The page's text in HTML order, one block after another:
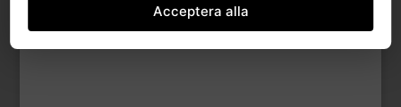
Acceptera alla